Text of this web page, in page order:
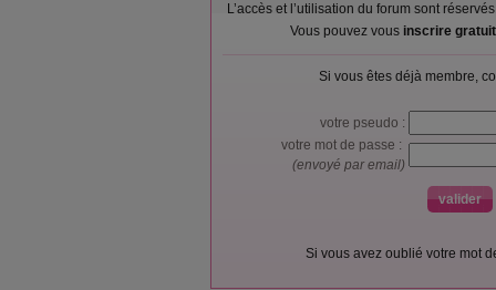
L’accès et l’utilisation du forum sont
Vous pouvez vous inscrire
Si vous êtes déjà membre,
votre pseudo :
votre mot de passe :
(envoyé par email)
Si vous avez oublié votre mot